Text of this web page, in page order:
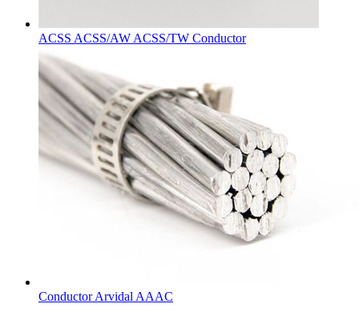
ACSS ACSS/AW ACSS/TW Conductor
Conductor Arvidal AAAC